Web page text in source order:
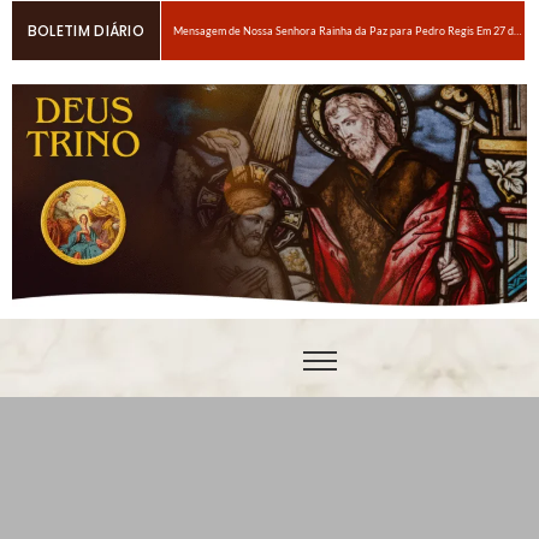
BOLETIM DIÁRIO
6 maneiras fáceis de orar se você estiver espiritualmente cansado
Oração para obter um amor ardente a Nosso Senhor Jesus Cristo
Em breve, grandes provações!Nossa Senhora Rainha do Rosário e da paz para Edson Glauber em 29 de novembro de 2020
Pedro – Escolha sempre a porta estreita